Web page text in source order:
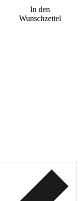
In den
Wunschzettel